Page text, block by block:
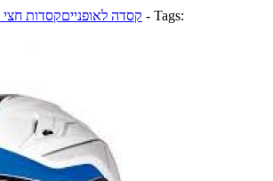
קסדה לאופנייםקסדות חצי 3/4 לאופנוע - Tags: